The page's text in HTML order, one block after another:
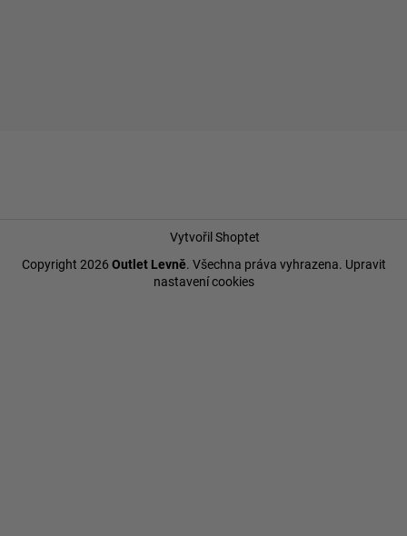
Vytvořil Shoptet
Copyright 2026 Outlet Levně. Všechna práva vyhrazena. Upravit
nastavení cookies